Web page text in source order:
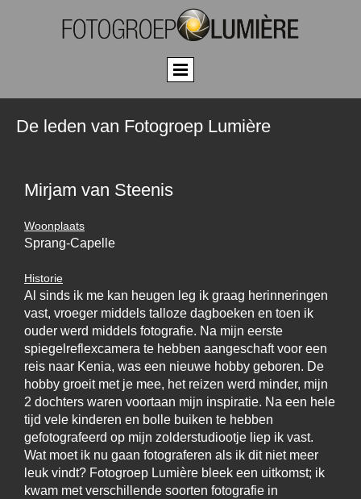
De leden van Fotogroep Lumière
Mirjam van Steenis
Woonplaats
Sprang-Capelle
Historie
Al sinds ik me kan heugen leg ik graag herinneringen
vast, vroeger middels talloze dagboeken en toen ik
ouder werd middels fotografie. Na mijn eerste
spiegelreflexcamera te hebben aangeschaft voor een
reis naar Kenia, was een nieuwe hobby geboren. De
hobby groeit met je mee, het reizen werd minder, mijn
2 dochters waren voortaan mijn inspiratie. Na een hele
tijd vele kinderen en bolle buiken te hebben
gefotografeerd op mijn zolderstudiootje liep ik vast.
Wat moet ik nu gaan fotograferen als ik dit niet meer
leuk vindt? Fotogroep Lumière bleek een uitkomst; ik
kwam met verschillende soorten fotografie in